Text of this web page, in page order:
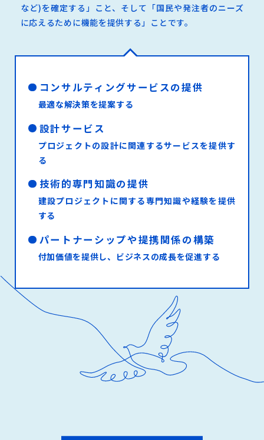
など)を確定する」こと、そして「国民や発注者のニーズ
に応えるために機能を提供する」ことです。
コンサルティングサービスの提供
最適な解決策を提案する
設計サービス
プロジェクトの設計に関連するサービスを提供す
る
技術的専門知識の提供
建設プロジェクトに関する専門知識や経験を提供
する
パートナーシップや提携関係の構築
付加価値を提供し、ビジネスの成長を促進する